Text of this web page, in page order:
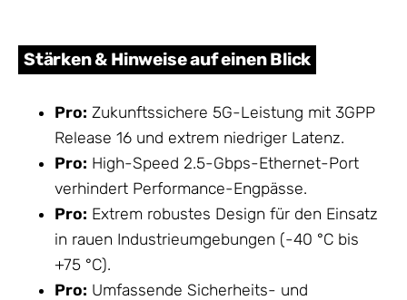
Stärken & Hinweise auf einen Blick
Pro: Zukunftssichere 5G-Leistung mit 3GPP
Release 16 und extrem niedriger Latenz.
Pro: High-Speed 2.5-Gbps-Ethernet-Port
verhindert Performance-Engpässe.
Pro: Extrem robustes Design für den Einsatz
in rauen Industrieumgebungen (-40 °C bis
+75 °C).
Pro: Umfassende Sicherheits- und